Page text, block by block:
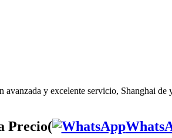
y excelente servicio, Shanghai de
Precio(